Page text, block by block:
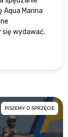
Marina
się wydawać.
PISZEMY O SPRZĘCIE